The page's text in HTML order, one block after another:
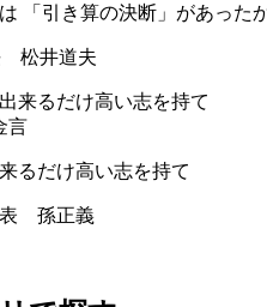
「引き算の決断」があった
松井道夫
言
るだけ高い志を持て
表 孫正義